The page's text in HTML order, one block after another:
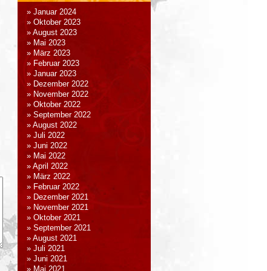
Januar 2024
Oktober 2023
August 2023
Mai 2023
März 2023
Februar 2023
Januar 2023
Dezember 2022
November 2022
Oktober 2022
September 2022
August 2022
Juli 2022
Juni 2022
Mai 2022
April 2022
März 2022
Februar 2022
Dezember 2021
November 2021
Oktober 2021
September 2021
August 2021
Juli 2021
Juni 2021
Mai 2021